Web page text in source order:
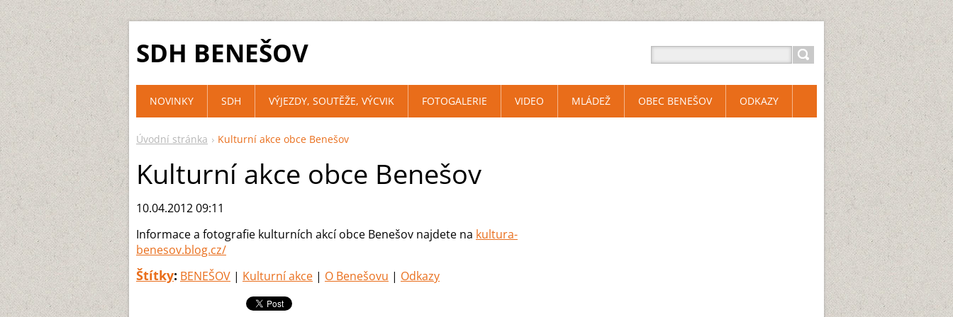
SDH BENEŠOV
Úvodní stránka Kulturní akce obce Benešov
Kulturní akce obce Benešov
10.04.2012 09:11
Informace a fotografie kulturních akcí obce Benešov najdete na kultura-
benesov.blog.cz/
Štítky: BENEŠOV | Kulturní akce | O Benešovu | Odkazy
NOVINKY SDH VÝJEZDY, SOUTĚŽE, VÝCVIK FOTOGALERIE VIDEO MLÁDEŽ OBEC BENEŠOV ODKAZY